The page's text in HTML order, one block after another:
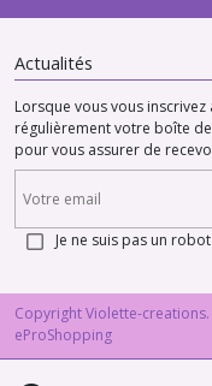
Actualités
Lorsque vous vous
régulièrement votre boîte
pour vous assurer de
Je ne suis pas un robot
Copyright Violette-
eProShopping